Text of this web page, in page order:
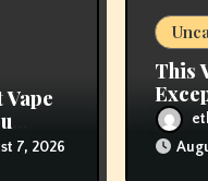
7, 2026
This